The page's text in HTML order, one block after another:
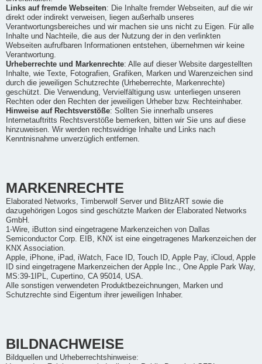
Links auf fremde Webseiten: Die Inhalte fremder Webseiten, auf die wir
direkt oder indirekt verweisen, liegen außerhalb unseres
Verantwortungsbereiches und wir machen sie uns nicht zu Eigen. Für alle
Inhalte und Nachteile, die aus der Nutzung der in den verlinkten
Webseiten aufrufbaren Informationen entstehen, übernehmen wir keine
Verantwortung.
Urheberrechte und Markenrechte: Alle auf dieser Website dargestellten
Inhalte, wie Texte, Fotografien, Grafiken, Marken und Warenzeichen sind
durch die jeweiligen Schutzrechte (Urheberrechte, Markenrechte)
geschützt. Die Verwendung, Vervielfältigung usw. unterliegen unseren
Rechten oder den Rechten der jeweiligen Urheber bzw. Rechteinhaber.
Hinweise auf Rechtsverstöße: Sollten Sie innerhalb unseres
Internetauftritts Rechtsverstöße bemerken, bitten wir Sie uns auf diese
hinzuweisen. Wir werden rechtswidrige Inhalte und Links nach
Kenntnisnahme unverzüglich entfernen.
MARKENRECHTE
Elaborated Networks, Timberwolf Server und BlitzART sowie die
dazugehörigen Logos sind geschützte Marken der Elaborated Networks
GmbH.
1-Wire, iButton sind eingetragene Markenzeichen von Dallas
Semiconductor Corp. EIB, KNX ist eine eingetragenes Markenzeichen der
KNX Association.
Apple, iPhone, iPad, iWatch, Face ID, Touch ID, Apple Pay, iCloud, Apple
ID sind eingetragene Markenzeichen der Apple Inc., One Apple Park Way,
MS:39-1IPL, Cupertino, CA 95014, USA.
Alle sonstigen verwendeten Produktbezeichnungen, Marken und
Schutzrechte sind Eigentum ihrer jeweiligen Inhaber.
BILDNACHWEISE
Bildquellen und Urheberrechtshinweise: